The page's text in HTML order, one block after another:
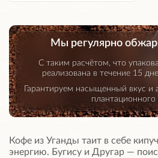
Мы регулярно
С таким расчётом, что
реализована в течение 15
Гарантируем насыщенный вкус и
плантационного
Кофе из Уганды таит в себе
энергию. Бугису и Другар —